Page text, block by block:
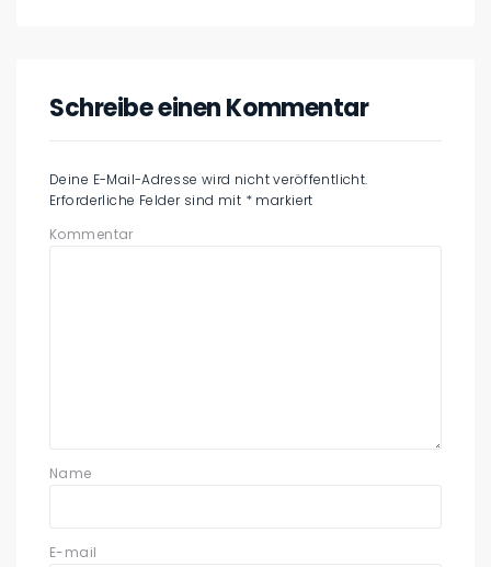
Schreibe einen Kommentar
Deine E-Mail-Adresse wird nicht veröffentlicht.
Erforderliche Felder sind mit * markiert
Kommentar
Name
E-mail